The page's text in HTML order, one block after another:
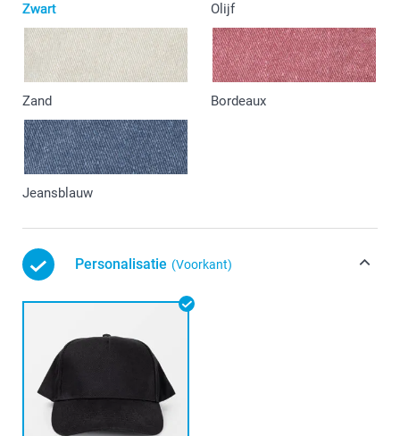
Zwart Olijf
Zand Bordeaux
Jeansblauw
Personalisatie (Voorkant)